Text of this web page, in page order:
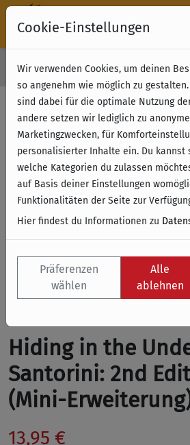
Kostenloser Versand & Retoure ab 49 €
Hiding in the
Santorini: 2nd
(Mini-
13,95 €
Cookie-Einstellungen
Wir verwenden Cookies, um deinen
so angenehm wie möglich zu
sind dabei für die optimale Nutzung
andere setzen wir lediglich zu
Marketingzwecken, für
personalisierter Inhalte ein. Du kannst
welche Kategorien du zulassen
auf Basis deiner Einstellungen
Funktionalitäten der Seite zur
Hier findest du Informationen zu
Präferenzen
wählen
Alle
ablehnen